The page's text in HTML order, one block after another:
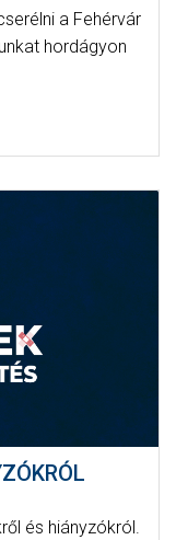
a Fehérvár
hordágyon
és hiányzókról.